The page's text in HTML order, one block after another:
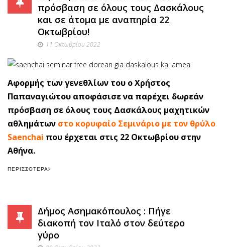
πρόσβαση σε όλους τους Δασκάλους
και σε άτομα με αναπηρία 22
Οκτωβρίου!
11 Οκτωβρίου 2022
Αφορμής των γενεθλίων του ο Χρήστος
Παπαναγιώτου αποφάσισε να παρέχει δωρεάν
πρόσβαση σε όλους τους Δασκάλους μαχητικών
αθλημάτων στο κορυφαίο Σεμινάριο με τον θρύλο
Saenchai που έρχεται στις 22 Οκτωβρίου στην
Αθήνα.
ΠΕΡΙΣΣΌΤΕΡΑ
Δήμος Ασημακόπουλος : Πήγε
διακοπή τον Ιταλό στον δεύτερο
γύρο